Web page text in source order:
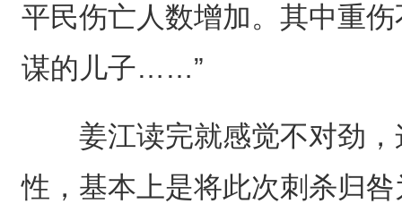
平民伤亡人数增加。其中重
谋的儿子……”
姜江读完就感觉不对劲，
性，基本上是将此次刺杀归